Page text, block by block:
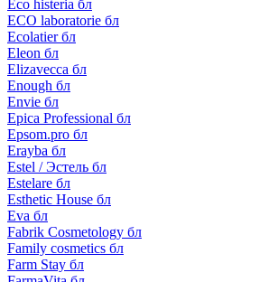
Eco histeria бл
ECO laboratorie бл
Ecolatier бл
Eleon бл
Elizavecca бл
Enough бл
Envie бл
Epica Professional бл
Epsom.pro бл
Erayba бл
Estel / Эстель бл
Estelare бл
Esthetic House бл
Eva бл
Fabrik Cosmetology бл
Family cosmetics бл
Farm Stay бл